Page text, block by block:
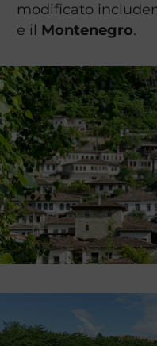
modificato
e il Montenegro.